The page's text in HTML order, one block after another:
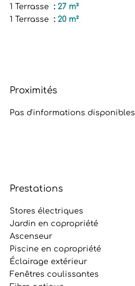
1 Terrasse
27 m²
1 Terrasse
20 m²
Proximités
Pas d'informations disponibles
Prestations
Stores électriques
Jardin en copropriété
Ascenseur
Piscine en copropriété
Éclairage extérieur
Fenêtres coulissantes